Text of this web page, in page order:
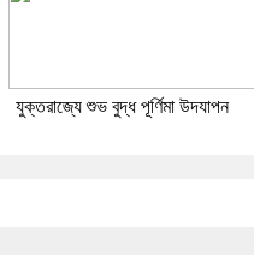
যুক্তরাজ্যে শুভ বুদ্ধ পূর্ণিমা উদযাপন